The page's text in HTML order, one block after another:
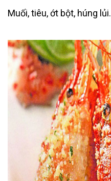
Muối, tiêu, ớt bột, húng lủi.